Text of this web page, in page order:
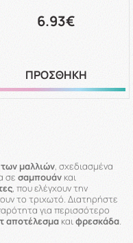
6.93€
ΠΡΟΣΘΗΚΗ
μαλλιών, σχεδιασμένα
σε σαμπουάν και
, που ελέγχουν την
το τριχωτό. Διατηρήστε
για περισσότερο
αποτέλεσμα καιφρεσκάδα.